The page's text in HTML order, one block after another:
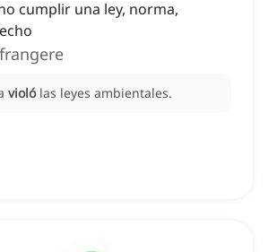
cumplir una ley, norma,
violó las leyes ambientales.